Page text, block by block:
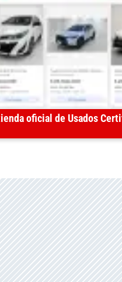
oficial de Usados